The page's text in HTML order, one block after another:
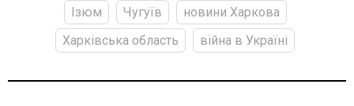
Ізюм
Чугуїв
новини Харкова
Харківська область
війна в Україні